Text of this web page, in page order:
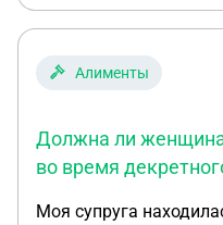
Алименты
Должна ли
во время
Моя супруга